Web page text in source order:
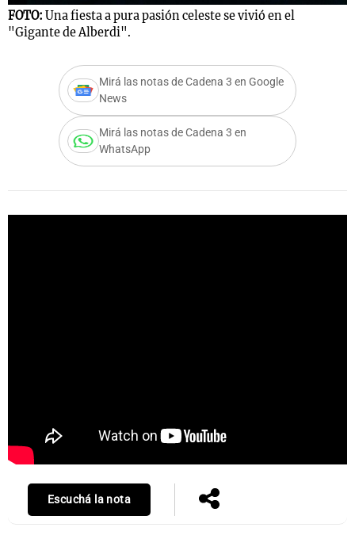
FOTO: Una fiesta a pura pasión celeste se vivió en el
"Gigante de Alberdi".
Mirá las notas de Cadena 3 en Google
News
Mirá las notas de Cadena 3 en
WhatsApp
Escuchá la nota